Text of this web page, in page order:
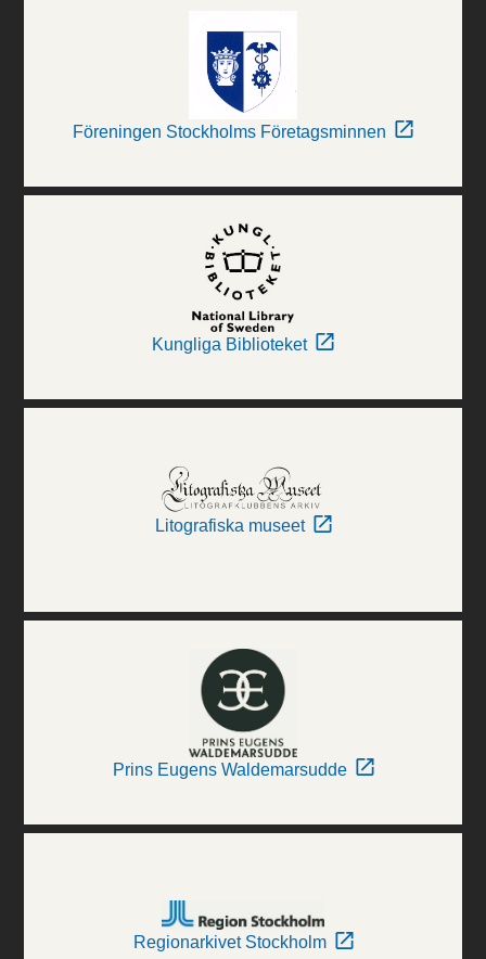
Föreningen Stockholms Företagsminnen
Kungliga Biblioteket
Litografiska museet
Prins Eugens Waldemarsudde
Regionarkivet Stockholm